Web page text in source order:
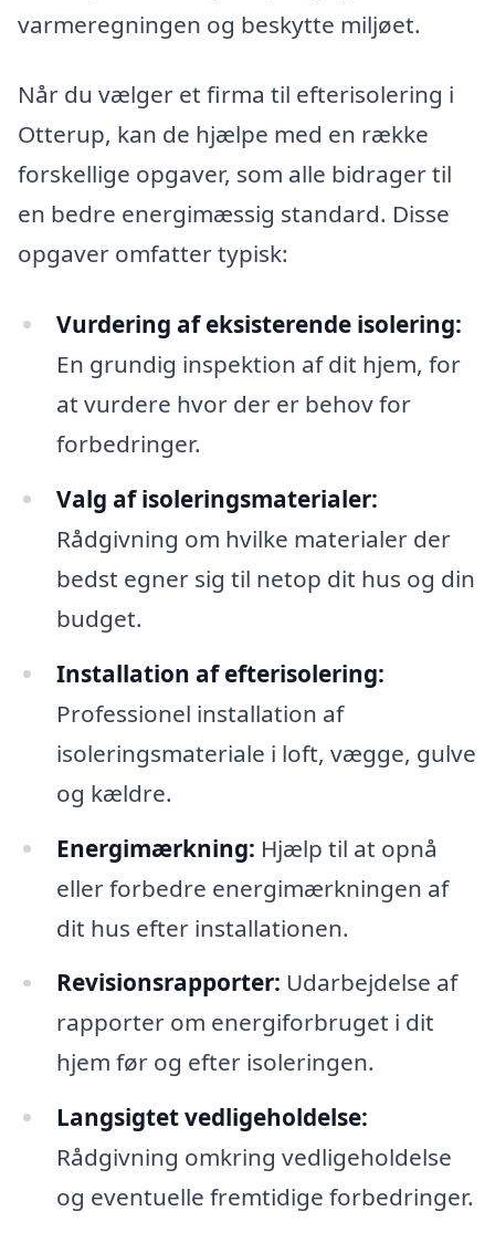
varmeregningen og beskytte miljøet.
Når du vælger et firma til efterisolering i
Otterup, kan de hjælpe med en række
forskellige opgaver, som alle bidrager til
en bedre energimæssig standard. Disse
opgaver omfatter typisk:
Vurdering af eksisterende isolering:
En grundig inspektion af dit hjem, for
at vurdere hvor der er behov for
forbedringer.
Valg af isoleringsmaterialer:
Rådgivning om hvilke materialer der
bedst egner sig til netop dit hus og din
budget.
Installation af efterisolering:
Professionel installation af
isoleringsmateriale i loft, vægge, gulve
og kældre.
Energimærkning: Hjælp til at opnå
eller forbedre energimærkningen af
dit hus efter installationen.
Revisionsrapporter: Udarbejdelse af
rapporter om energiforbruget i dit
hjem før og efter isoleringen.
Langsigtet vedligeholdelse:
Rådgivning omkring vedligeholdelse
og eventuelle fremtidige forbedringer.